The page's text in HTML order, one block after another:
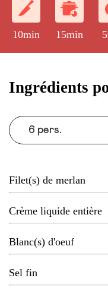
10min 15min
Ingrédients
6 pers.
Filet(s) de merlan
Crème liquide entière
Blanc(s) d'oeuf
Sel fin